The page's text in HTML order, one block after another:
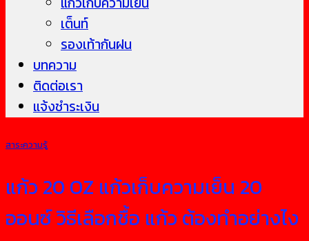
เต็นท์
รองเท้ากันฝน
บทความ
ติดต่อเรา
แจ้งชำระเงิน
สาระความรู้
แก้ว 20 OZ แก้วเก็บความเย็น 20
ออนซ์ วิธีเลือกชื้อ แก้ว ต้องทำอย่างไง